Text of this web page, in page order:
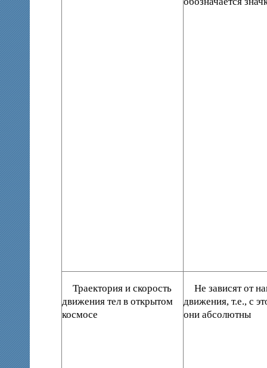
Траектория и скорость
движения тел в открытом
космосе
Не зависят от
движения, т.е., с
они абсолютны